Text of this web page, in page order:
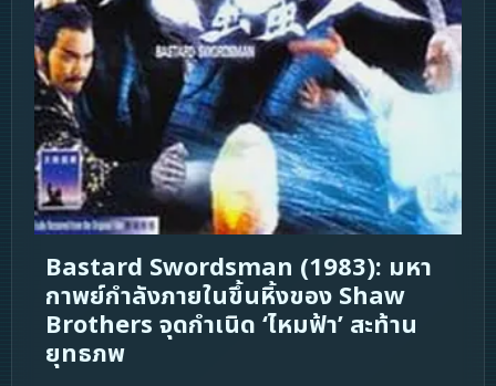
Bastard Swordsman (1983): มหา
กาพย์กำลังภายในขึ้นหิ้งของ Shaw
Brothers จุดกำเนิด ‘ไหมฟ้า’ สะท้าน
ยุทธภพ